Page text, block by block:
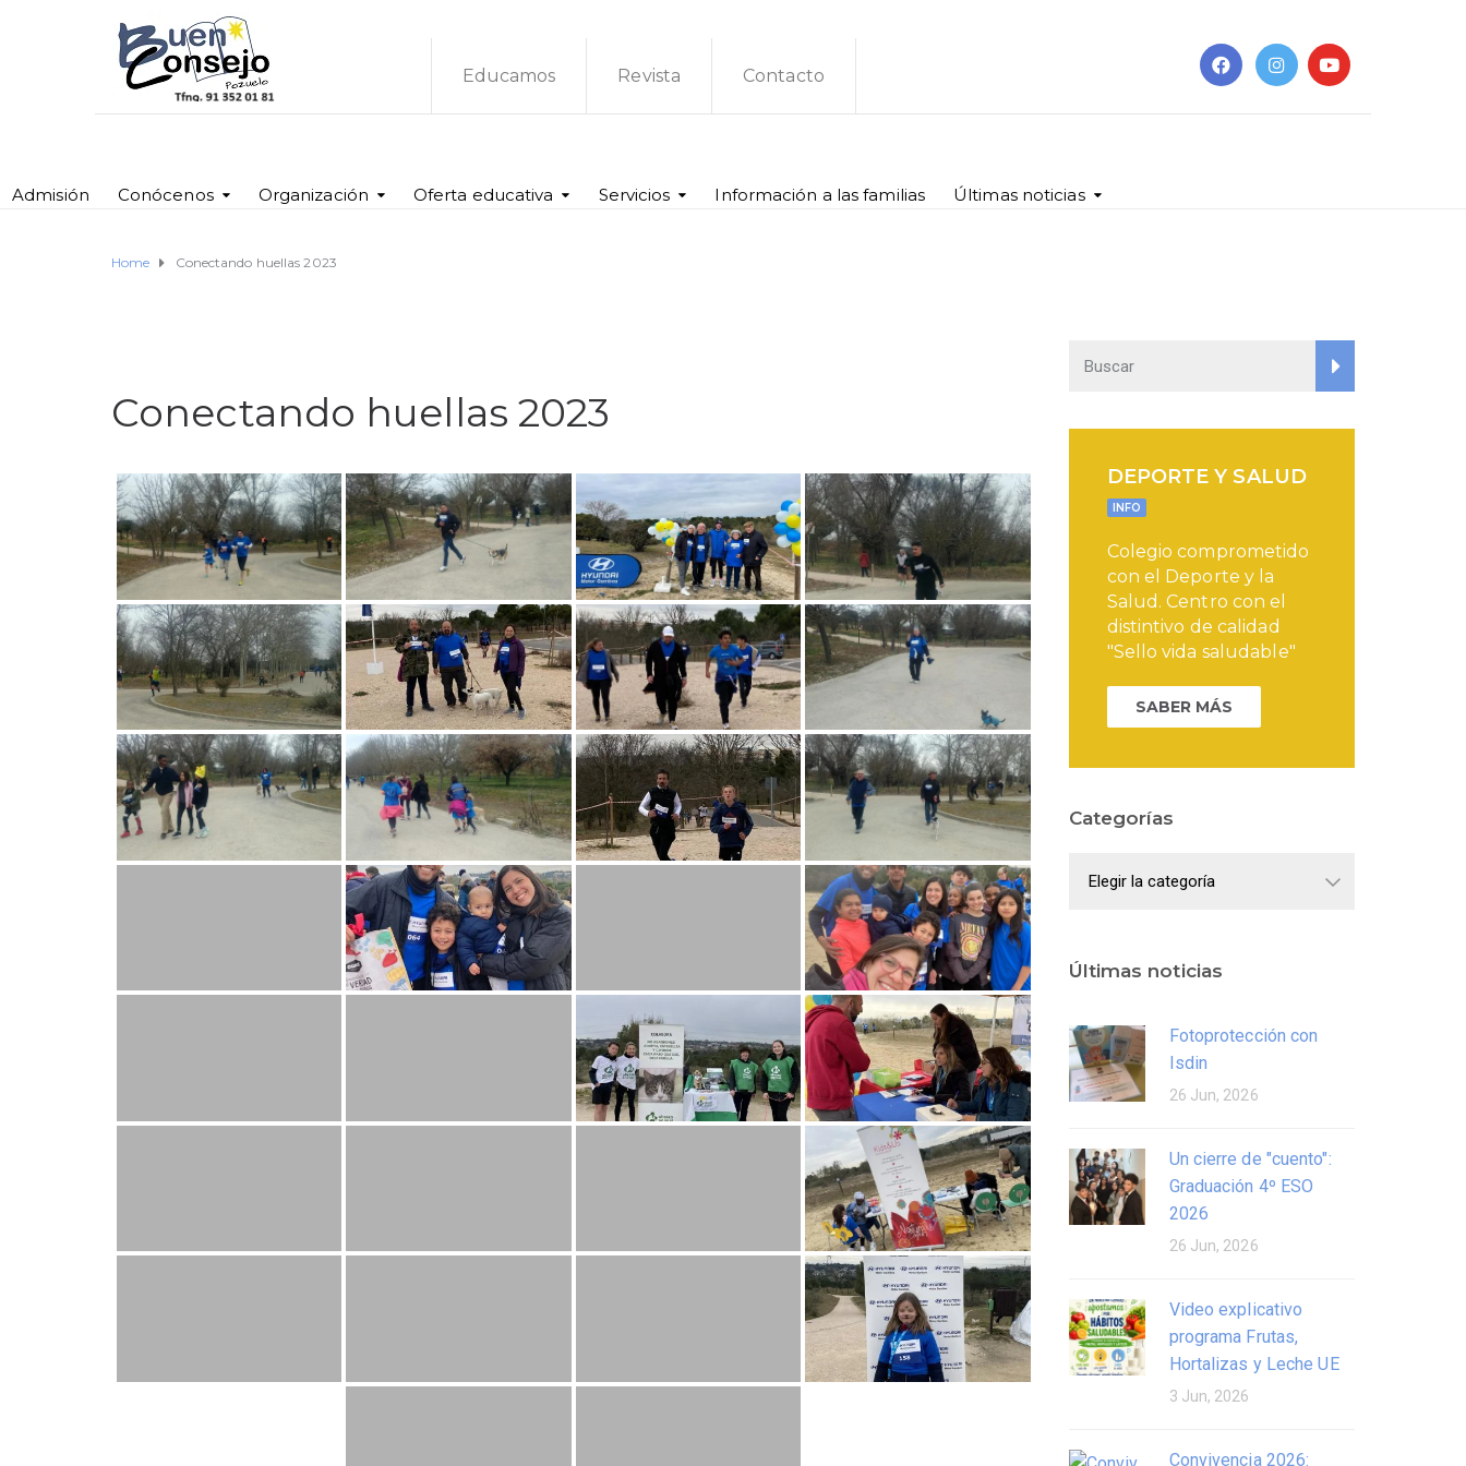
Educamos Revista Contacto
Admisión Conócenos Organización Oferta educativa Servicios Información a las familias Últimas noticias
Home Conectando huellas 2023
Conectando huellas 2023
DEPORTE Y SALUD
INFO
Colegio comprometido
con el Deporte y la
Salud. Centro con el
distintivo de calidad
"Sello vida saludable"
SABER MÁS
Categorías
Últimas noticias
Fotoprotección con
Isdin
26 Jun, 2026
Un cierre de "cuento":
Graduación 4º ESO
2026
26 Jun, 2026
Video explicativo
programa Frutas,
Hortalizas y Leche UE
3 Jun, 2026
Convivencia 2026: